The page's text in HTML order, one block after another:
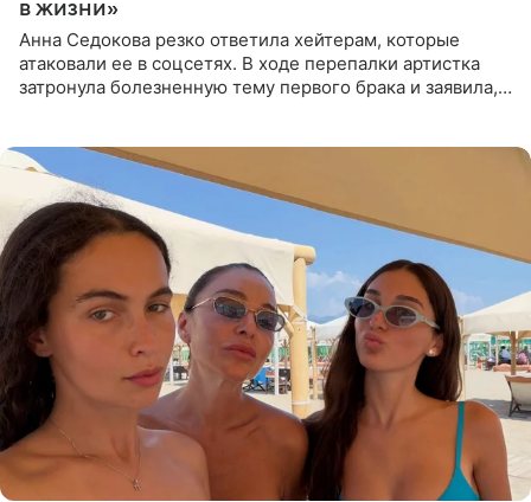
в жизни»
Анна Седокова резко ответила хейтерам, которые
атаковали ее в соцсетях. В ходе перепалки артистка
затронула болезненную тему первого брака и заявила,